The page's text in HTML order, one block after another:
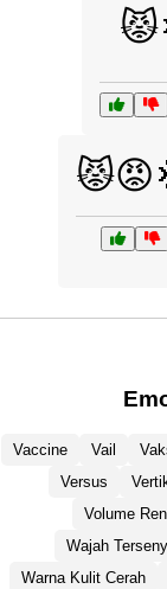
Vaccine Vail
Versus
Volume
Wajah
Warna Kulit Cerah